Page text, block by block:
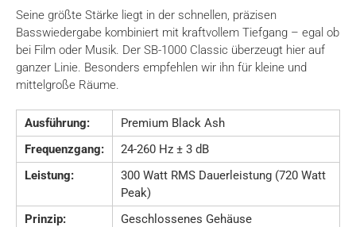
Seine größte Stärke liegt in der schnellen, präzisen
Basswiedergabe kombiniert mit kraftvollem Tiefgang – egal ob
bei Film oder Musik. Der SB-1000 Classic überzeugt hier auf
ganzer Linie. Besonders empfehlen wir ihn für kleine und
mittelgroße Räume.
Ausführung:
Premium Black Ash
Frequenzgang:
24-260 Hz ± 3 dB
Leistung:
300 Watt RMS Dauerleistung (720 Watt
Peak)
Prinzip:
Geschlossenes Gehäuse